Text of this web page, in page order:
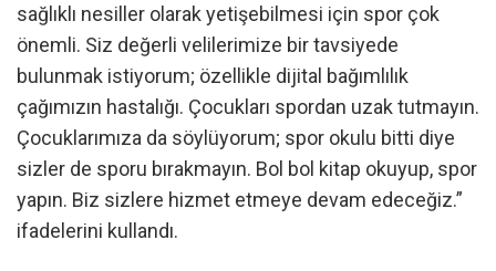
sağlıklı nesiller olarak yetişebilmesi için spor çok
önemli. Siz değerli velilerimize bir tavsiyede
bulunmak istiyorum; özellikle dijital bağımlılık
çağımızın hastalığı. Çocukları spordan uzak tutmayın.
Çocuklarımıza da söylüyorum; spor okulu bitti diye
sizler de sporu bırakmayın. Bol bol kitap okuyup, spor
yapın. Biz sizlere hizmet etmeye devam edeceğiz.”
ifadelerini kullandı.